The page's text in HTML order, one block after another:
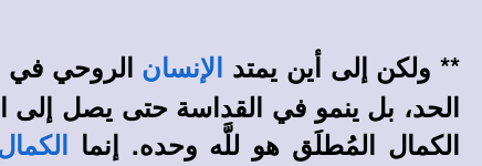
** ولكن إلى أين يمتد الإنسان الروحي في
الحد، بل ينمو في القداسة حتى يصل إلى
الكمال المُطلَق هو للَّه وحده. إنما